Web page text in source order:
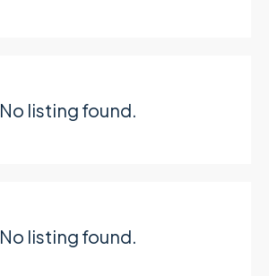
No listing found.
No listing found.